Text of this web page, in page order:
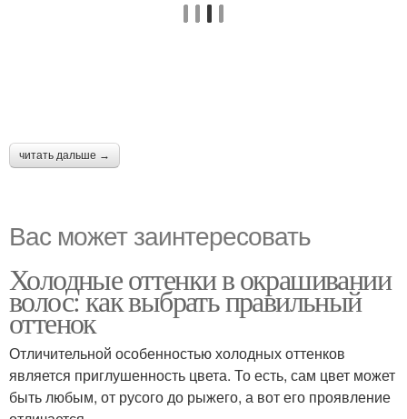
читать дальше →
Вас может заинтересовать
Холодные оттенки в окрашивании
волос: как выбрать правильный
оттенок
Отличительной особенностью холодных оттенков
является приглушенность цвета. То есть, сам цвет может
быть любым, от русого до рыжего, а вот его проявление